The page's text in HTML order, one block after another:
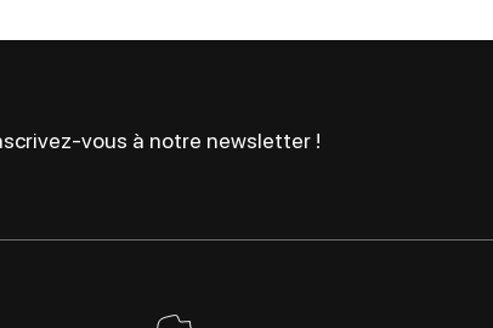
vous à notre newsletter !